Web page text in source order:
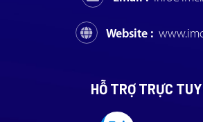
Website :
HỖ TRỢ TRỰC